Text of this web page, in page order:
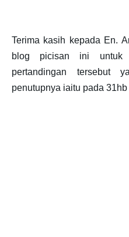
Terima kasih kepada En.
blog picisan ini untuk
pertandingan tersebut
penutupnya iaitu pada 31hb